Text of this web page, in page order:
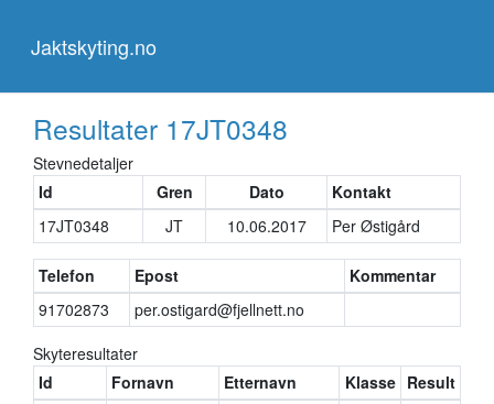
Jaktskyting.no
Resultater 17JT0348
Stevnedetaljer
Id
Gren Dato
Kontakt
17JT0348
JT 10.06.2017 Per Østigård
Telefon Epost
Kommentar
91702873
per.ostigard@fjellnett.no
Skyteresultater
Id
Fornavn Etternavn Klasse Result